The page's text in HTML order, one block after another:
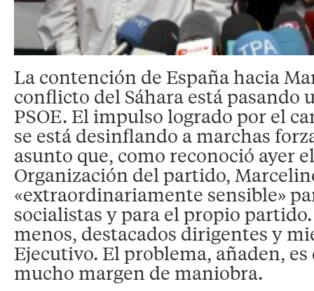
La contención de España hacia
conflicto del Sáhara está pasando
PSOE. El impulso logrado por el
se está desinflando a marchas
asunto que, como reconoció ayer
Organización del partido,
«extraordinariamente sensible»
socialistas y para el propio
menos, destacados dirigentes y
Ejecutivo. El problema, añaden, es
mucho margen de maniobra.